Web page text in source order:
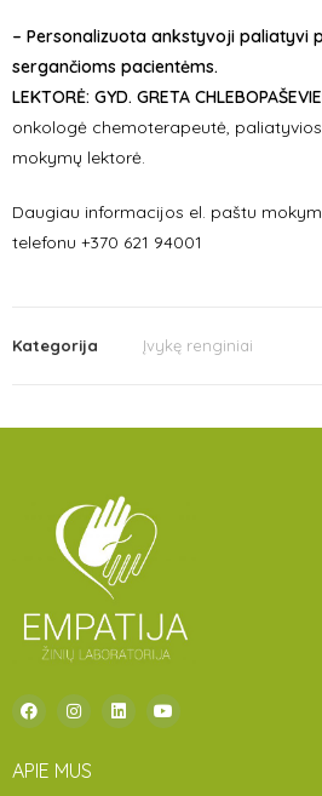
– Personalizuota ankstyvoji paliatyvi
sergančioms pacientėms.
LEKTORĖ: GYD. GRETA
onkologė chemoterapeutė,
mokymų lektorė.
Daugiau informacijos el. paštu
telefonu +370 621 94001
Kategorija Įvykę renginiai
APIE MUS